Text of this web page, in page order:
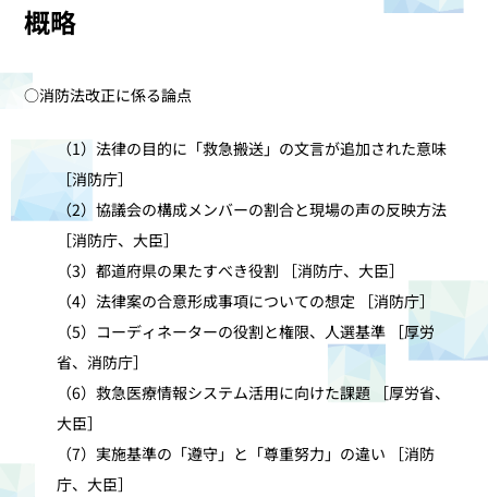
概略
○消防法改正に係る論点
（1）法律の目的に「救急搬送」の文言が追加された意味
［消防庁］
（2）協議会の構成メンバーの割合と現場の声の反映方法
［消防庁、大臣］
（3）都道府県の果たすべき役割 ［消防庁、大臣］
（4）法律案の合意形成事項についての想定 ［消防庁］
（5）コーディネーターの役割と権限、人選基準 ［厚労
省、消防庁］
（6）救急医療情報システム活用に向けた課題 ［厚労省、
大臣］
（7）実施基準の「遵守」と「尊重努力」の違い ［消防
庁、大臣］